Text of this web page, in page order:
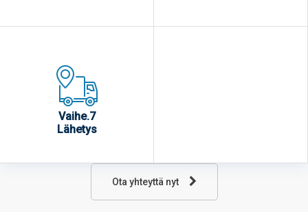
Vaihe.7
Lähetys
Ota yhteyttä nyt